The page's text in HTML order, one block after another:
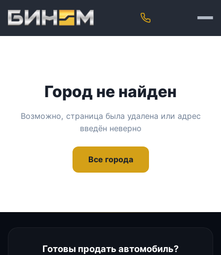
Город не найден
Возможно, страница была удалена или адрес
введён неверно
Все города
Готовы продать автомобиль?